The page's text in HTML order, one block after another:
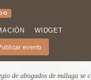
WIDGET
evento
de abogados de málaga se